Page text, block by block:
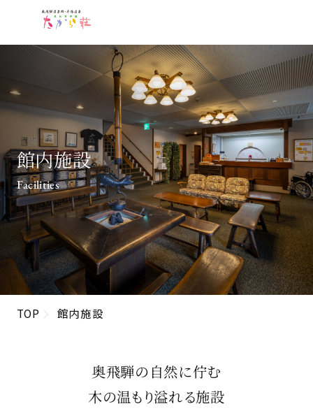
館内施設
Facilities
TOP 館内施設
奥飛騨の自然に佇む
木の温もり溢れる施設